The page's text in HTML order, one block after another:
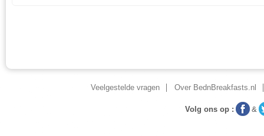
Veelgestelde vragen Over BednBreakfasts.nl
Volg ons op : &